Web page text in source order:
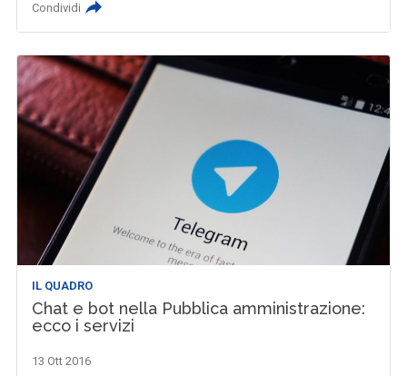
Condividi
IL QUADRO
Chat e bot nella Pubblica amministrazione:
ecco i servizi
13 Ott 2016